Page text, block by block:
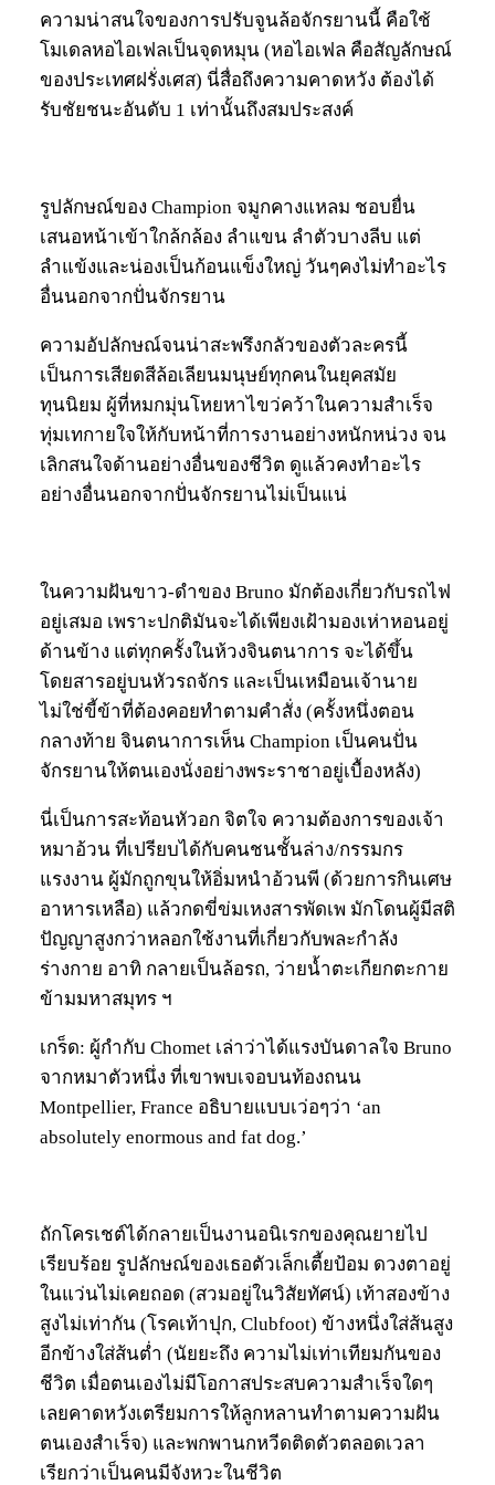
ความน่าสนใจของการปรับจูนล้อจักรยานนี้ คือใช้
โมเดลหอไอเฟลเป็นจุดหมุน (หอไอเฟล คือสัญลักษณ์
ของประเทศฝรั่งเศส) นี่สื่อถึงความคาดหวัง ต้องได้
รับชัยชนะอันดับ 1 เท่านั้นถึงสมประสงค์
รูปลักษณ์ของ Champion จมูกคางแหลม ชอบยื่น
เสนอหน้าเข้าใกล้กล้อง ลำแขน ลำตัวบางลีบ แต่
ลำแข้งและน่องเป็นก้อนแข็งใหญ่ วันๆคงไม่ทำอะไร
อื่นนอกจากปั่นจักรยาน
ความอัปลักษณ์จนน่าสะพรึงกลัวของตัวละครนี้
เป็นการเสียดสีล้อเลียนมนุษย์ทุกคนในยุคสมัย
ทุนนิยม ผู้ที่หมกมุ่นโหยหาไขว่คว้าในความสำเร็จ
ทุ่มเทกายใจให้กับหน้าที่การงานอย่างหนักหน่วง จน
เลิกสนใจด้านอย่างอื่นของชีวิต ดูแล้วคงทำอะไร
อย่างอื่นนอกจากปั่นจักรยานไม่เป็นแน่
ในความฝันขาว-ดำของ Bruno มักต้องเกี่ยวกับรถไฟ
อยู่เสมอ เพราะปกติมันจะได้เพียงเฝ้ามองเห่าหอนอยู่
ด้านข้าง แต่ทุกครั้งในห้วงจินตนาการ จะได้ขึ้น
โดยสารอยู่บนหัวรถจักร และเป็นเหมือนเจ้านาย
ไม่ใช่ขี้ข้าที่ต้องคอยทำตามคำสั่ง (ครั้งหนึ่งตอน
กลางท้าย จินตนาการเห็น Champion เป็นคนปั่น
จักรยานให้ตนเองนั่งอย่างพระราชาอยู่เบื้องหลัง)
นี่เป็นการสะท้อนหัวอก จิตใจ ความต้องการของเจ้า
หมาอ้วน ที่เปรียบได้กับคนชนชั้นล่าง/กรรมกร
แรงงาน ผู้มักถูกขุนให้อิ่มหนำอ้วนพี (ด้วยการกินเศษ
อาหารเหลือ) แล้วกดขี่ข่มเหงสารพัดเพ มักโดนผู้มีสติ
ปัญญาสูงกว่าหลอกใช้งานที่เกี่ยวกับพละกำลัง
ร่างกาย อาทิ กลายเป็นล้อรถ, ว่ายน้ำตะเกียกตะกาย
ข้ามมหาสมุทร ฯ
เกร็ด: ผู้กำกับ Chomet เล่าว่าได้แรงบันดาลใจ Bruno
จากหมาตัวหนึ่ง ที่เขาพบเจอบนท้องถนน
Montpellier, France อธิบายแบบเว่อๆว่า ‘an
absolutely enormous and fat dog.’
ถักโครเชต์ได้กลายเป็นงานอนิเรกของคุณยายไป
เรียบร้อย รูปลักษณ์ของเธอตัวเล็กเตี้ยป้อม ดวงตาอยู่
ในแว่นไม่เคยถอด (สวมอยู่ในวิสัยทัศน์) เท้าสองข้าง
สูงไม่เท่ากัน (โรคเท้าปุก, Clubfoot) ข้างหนึ่งใส่ส้นสูง
อีกข้างใส่ส้นต่ำ (นัยยะถึง ความไม่เท่าเทียมกันของ
ชีวิต เมื่อตนเองไม่มีโอกาสประสบความสำเร็จใดๆ
เลยคาดหวังเตรียมการให้ลูกหลานทำตามความฝัน
ตนเองสำเร็จ) และพกพานกหวีดติดตัวตลอดเวลา
เรียกว่าเป็นคนมีจังหวะในชีวิต